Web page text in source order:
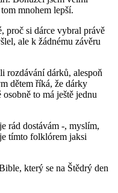
mnohem lepší.
proč si dárce vybral právě
ale k žádnému závěru
rozdávání dárků, alespoň
dětem říká, že dárky
to má ještě jednu
rád dostávám -, myslím,
tímto folklórem jaksi
který se na Štědrý den